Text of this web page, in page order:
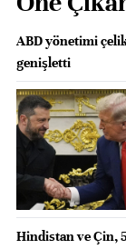
ABD yönetimi
genişletti
Hindistan ve Çin,